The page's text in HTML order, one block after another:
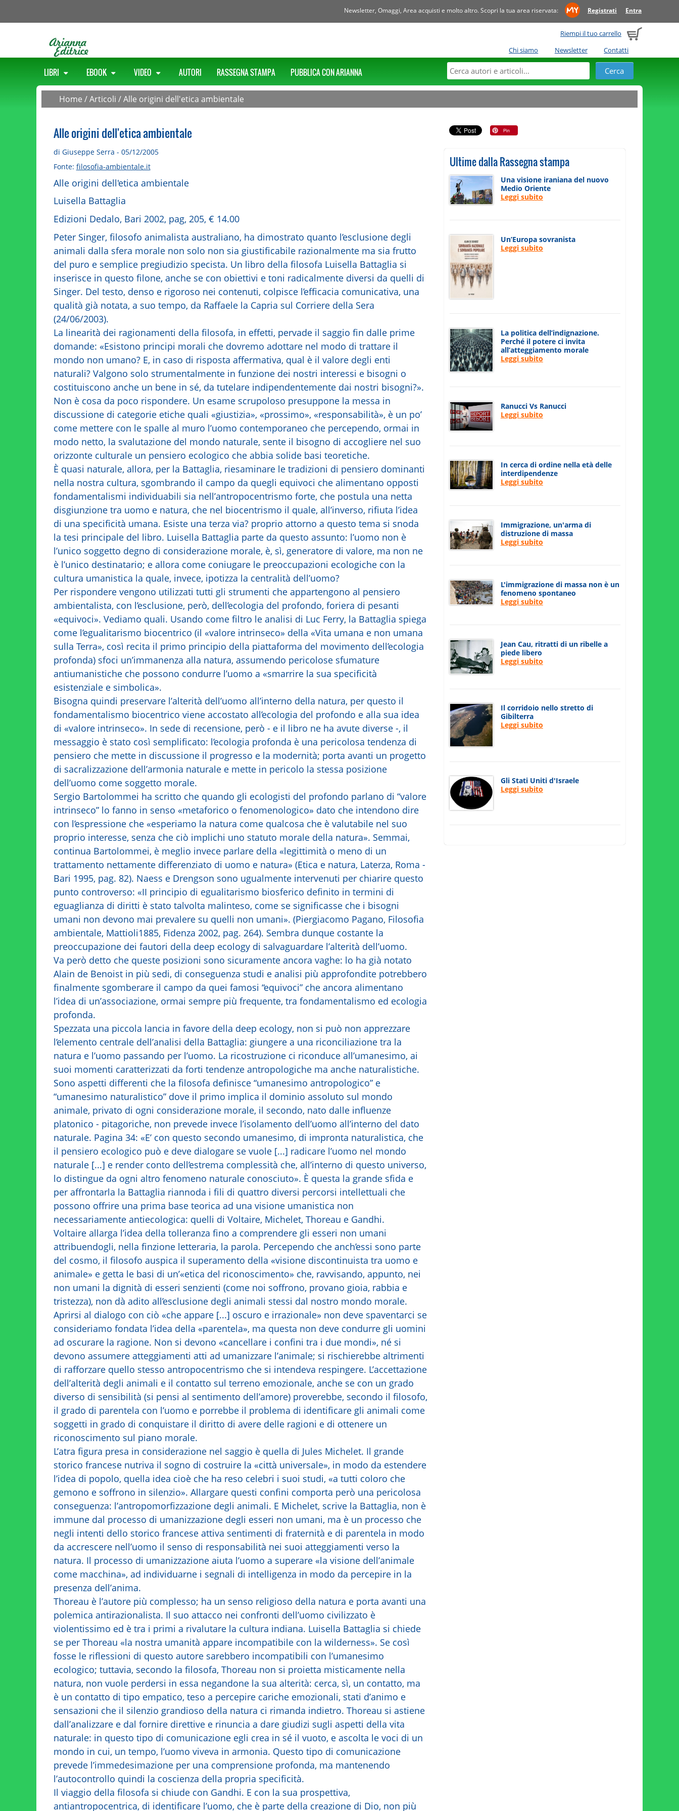
Newsletter, Omaggi, Area acquisti e molto altro. Scopri la tua area riservata: Registrati Entra
Riempi il tuo carrello
Chi siamo
Newsletter Contatti
LIBRI EBOOK VIDEO AUTORI RASSEGNA STAMPA PUBBLICA CON ARIANNA
Home /Articoli /Alle origini dell'etica ambientale
Alle origini dell'etica ambientale
di Giuseppe Serra - 05/12/2005
Fonte: filosofia-ambientale.it
Alle origini dell'etica ambientale
Luisella Battaglia
Edizioni Dedalo, Bari 2002, pag, 205, € 14.00
Peter Singer, filosofo animalista australiano, ha dimostrato quanto l’esclusione degli
animali dalla sfera morale non solo non sia giustificabile razionalmente ma sia frutto
del puro e semplice pregiudizio specista. Un libro della filosofa Luisella Battaglia si
inserisce in questo filone, anche se con obiettivi e toni radicalmente diversi da quelli di
Singer. Del testo, denso e rigoroso nei contenuti, colpisce l’efficacia comunicativa, una
qualità già notata, a suo tempo, da Raffaele la Capria sul Corriere della Sera
(24/06/2003).
La linearità dei ragionamenti della filosofa, in effetti, pervade il saggio fin dalle prime
domande: «Esistono principi morali che dovremo adottare nel modo di trattare il
mondo non umano? E, in caso di risposta affermativa, qual è il valore degli enti
naturali? Valgono solo strumentalmente in funzione dei nostri interessi e bisogni o
costituiscono anche un bene in sé, da tutelare indipendentemente dai nostri bisogni?».
Non è cosa da poco rispondere. Un esame scrupoloso presuppone la messa in
discussione di categorie etiche quali «giustizia», «prossimo», «responsabilità», è un po’
come mettere con le spalle al muro l’uomo contemporaneo che percependo, ormai in
modo netto, la svalutazione del mondo naturale, sente il bisogno di accogliere nel suo
orizzonte culturale un pensiero ecologico che abbia solide basi teoretiche.
È quasi naturale, allora, per la Battaglia, riesaminare le tradizioni di pensiero dominanti
nella nostra cultura, sgombrando il campo da quegli equivoci che alimentano opposti
fondamentalismi individuabili sia nell’antropocentrismo forte, che postula una netta
disgiunzione tra uomo e natura, che nel biocentrismo il quale, all’inverso, rifiuta l’idea
di una specificità umana. Esiste una terza via? proprio attorno a questo tema si snoda
la tesi principale del libro. Luisella Battaglia parte da questo assunto: l’uomo non è
l’unico soggetto degno di considerazione morale, è, sì, generatore di valore, ma non ne
è l’unico destinatario; e allora come coniugare le preoccupazioni ecologiche con la
cultura umanistica la quale, invece, ipotizza la centralità dell’uomo?
Per rispondere vengono utilizzati tutti gli strumenti che appartengono al pensiero
ambientalista, con l’esclusione, però, dell’ecologia del profondo, foriera di pesanti
«equivoci». Vediamo quali. Usando come filtro le analisi di Luc Ferry, la Battaglia spiega
come l’egualitarismo biocentrico (il «valore intrinseco» della «Vita umana e non umana
sulla Terra», così recita il primo principio della piattaforma del movimento dell’ecologia
profonda) sfoci un’immanenza alla natura, assumendo pericolose sfumature
antiumanistiche che possono condurre l’uomo a «smarrire la sua specificità
esistenziale e simbolica».
Bisogna quindi preservare l’alterità dell’uomo all’interno della natura, per questo il
fondamentalismo biocentrico viene accostato all’ecologia del profondo e alla sua idea
di «valore intrinseco». In sede di recensione, però - e il libro ne ha avute diverse -, il
messaggio è stato così semplificato: l’ecologia profonda è una pericolosa tendenza di
pensiero che mette in discussione il progresso e la modernità; porta avanti un progetto
di sacralizzazione dell’armonia naturale e mette in pericolo la stessa posizione
dell’uomo come soggetto morale.
Sergio Bartolommei ha scritto che quando gli ecologisti del profondo parlano di “valore
intrinseco” lo fanno in senso «metaforico o fenomenologico» dato che intendono dire
con l’espressione che «esperiamo la natura come qualcosa che è valutabile nel suo
proprio interesse, senza che ciò implichi uno statuto morale della natura». Semmai,
continua Bartolommei, è meglio invece parlare della «legittimità o meno di un
trattamento nettamente differenziato di uomo e natura» (Etica e natura, Laterza, Roma -
Bari 1995, pag. 82). Naess e Drengson sono ugualmente intervenuti per chiarire questo
punto controverso: «II principio di egualitarismo biosferico definito in termini di
eguaglianza di diritti è stato talvolta malinteso, come se significasse che i bisogni
umani non devono mai prevalere su quelli non umani». (Piergiacomo Pagano, Filosofia
ambientale, Mattioli1885, Fidenza 2002, pag. 264). Sembra dunque costante la
preoccupazione dei fautori della deep ecology di salvaguardare l’alterità dell’uomo.
Va però detto che queste posizioni sono sicuramente ancora vaghe: lo ha già notato
Alain de Benoist in più sedi, di conseguenza studi e analisi più approfondite potrebbero
finalmente sgomberare il campo da quei famosi “equivoci” che ancora alimentano
l’idea di un’associazione, ormai sempre più frequente, tra fondamentalismo ed ecologia
profonda.
Spezzata una piccola lancia in favore della deep ecology, non si può non apprezzare
l’elemento centrale dell’analisi della Battaglia: giungere a una riconciliazione tra la
natura e l’uomo passando per l’uomo. La ricostruzione ci riconduce all’umanesimo, ai
suoi momenti caratterizzati da forti tendenze antropologiche ma anche naturalistiche.
Sono aspetti differenti che la filosofa definisce “umanesimo antropologico” e
“umanesimo naturalistico” dove il primo implica il dominio assoluto sul mondo
animale, privato di ogni considerazione morale, il secondo, nato dalle influenze
platonico - pitagoriche, non prevede invece l’isolamento dell’uomo all’interno del dato
naturale. Pagina 34: «E’ con questo secondo umanesimo, di impronta naturalistica, che
il pensiero ecologico può e deve dialogare se vuole [...] radicare l’uomo nel mondo
naturale [...] e render conto dell’estrema complessità che, all’interno di questo universo,
lo distingue da ogni altro fenomeno naturale conosciuto». È questa la grande sfida e
per affrontarla la Battaglia riannoda i fili di quattro diversi percorsi intellettuali che
possono offrire una prima base teorica ad una visione umanistica non
necessariamente antiecologica: quelli di Voltaire, Michelet, Thoreau e Gandhi.
Voltaire allarga l’idea della tolleranza fino a comprendere gli esseri non umani
attribuendogli, nella finzione letteraria, la parola. Percependo che anch’essi sono parte
del cosmo, il filosofo auspica il superamento della «visione discontinuista tra uomo e
animale» e getta le basi di un’«etica del riconoscimento» che, ravvisando, appunto, nei
non umani la dignità di esseri senzienti (come noi soffrono, provano gioia, rabbia e
tristezza), non dà adito all’esclusione degli animali stessi dal nostro mondo morale.
Aprirsi al dialogo con ciò «che appare [...] oscuro e irrazionale» non deve spaventarci se
consideriamo fondata l’idea della «parentela», ma questa non deve condurre gli uomini
ad oscurare la ragione. Non si devono «cancellare i confini tra i due mondi», né si
devono assumere atteggiamenti atti ad umanizzare l’animale; si rischierebbe altrimenti
di rafforzare quello stesso antropocentrismo che si intendeva respingere. L’accettazione
dell’alterità degli animali e il contatto sul terreno emozionale, anche se con un grado
diverso di sensibilità (si pensi al sentimento dell’amore) proverebbe, secondo il filosofo,
il grado di parentela con l’uomo e porrebbe il problema di identificare gli animali come
soggetti in grado di conquistare il diritto di avere delle ragioni e di ottenere un
riconoscimento sul piano morale.
L’atra figura presa in considerazione nel saggio è quella di Jules Michelet. Il grande
storico francese nutriva il sogno di costruire la «città universale», in modo da estendere
l’idea di popolo, quella idea cioè che ha reso celebri i suoi studi, «a tutti coloro che
gemono e soffrono in silenzio». Allargare questi confini comporta però una pericolosa
conseguenza: l’antropomorfizzazione degli animali. E Michelet, scrive la Battaglia, non è
immune dal processo di umanizzazione degli esseri non umani, ma è un processo che
negli intenti dello storico francese attiva sentimenti di fraternità e di parentela in modo
da accrescere nell’uomo il senso di responsabilità nei suoi atteggiamenti verso la
natura. Il processo di umanizzazione aiuta l’uomo a superare «la visione dell’animale
come macchina», ad individuarne i segnali di intelligenza in modo da percepire in la
presenza dell’anima.
Thoreau è l’autore più complesso; ha un senso religioso della natura e porta avanti una
polemica antirazionalista. Il suo attacco nei confronti dell’uomo civilizzato è
violentissimo ed è tra i primi a rivalutare la cultura indiana. Luisella Battaglia si chiede
se per Thoreau «la nostra umanità appare incompatibile con la wilderness». Se così
fosse le riflessioni di questo autore sarebbero incompatibili con l’umanesimo
ecologico; tuttavia, secondo la filosofa, Thoreau non si proietta misticamente nella
natura, non vuole perdersi in essa negandone la sua alterità: cerca, sì, un contatto, ma
è un contatto di tipo empatico, teso a percepire cariche emozionali, stati d’animo e
sensazioni che il silenzio grandioso della natura ci rimanda indietro. Thoreau si astiene
dall’analizzare e dal fornire direttive e rinuncia a dare giudizi sugli aspetti della vita
naturale: in questo tipo di comunicazione egli crea in sé il vuoto, e ascolta le voci di un
mondo in cui, un tempo, l’uomo viveva in armonia. Questo tipo di comunicazione
prevede l’immedesimazione per una comprensione profonda, ma mantenendo
l’autocontrollo quindi la coscienza della propria specificità.
Il viaggio della filosofa si chiude con Gandhi. E con la sua prospettiva,
antiantropocentrica, di identificare l’uomo, che è parte della creazione di Dio, non più
Ultime dalla Rassegna stampa
Una visione iraniana del nuovo
Medio Oriente
Leggi subito
Un’Europa sovranista
Leggi subito
La politica dell’indignazione.
Perché il potere ci invita
all’atteggiamento morale
Leggi subito
Ranucci Vs Ranucci
Leggi subito
In cerca di ordine nella età delle
interdipendenze
Leggi subito
Immigrazione, un'arma di
distruzione di massa
Leggi subito
L'immigrazione di massa non è un
fenomeno spontaneo
Leggi subito
Jean Cau, ritratti di un ribelle a
piede libero
Leggi subito
Il corridoio nello stretto di
Gibilterra
Leggi subito
Gli Stati Uniti d'Israele
Leggi subito